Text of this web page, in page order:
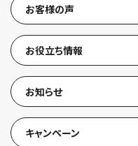
お客様の声
お役立ち情報
お知らせ
キャンペーン